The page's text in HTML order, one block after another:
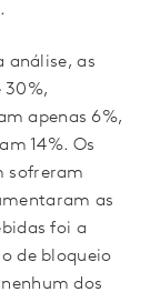
análise, as
30%,
apenas 6%,
14%. Os
sofreram
as
foi a
de bloqueio
dos